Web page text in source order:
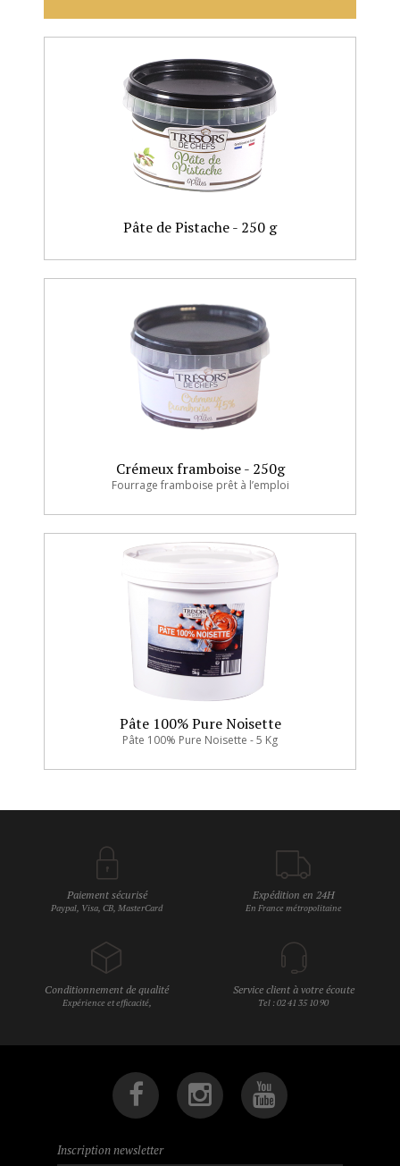
Pâte de Pistache - 250 g
Crémeux framboise - 250g
Fourrage framboise prêt à l’emploi
Pâte 100% Pure Noisette
Pâte 100% Pure Noisette - 5 Kg
Paiement sécurisé
Paypal, Visa, CB, MasterCard
Expédition en 24H
En France métropolitaine
Conditionnement de qualité
Expérience et efficacité,
Service client à votre écoute
Tel : 02 41 35 10 90
Inscription newsletter